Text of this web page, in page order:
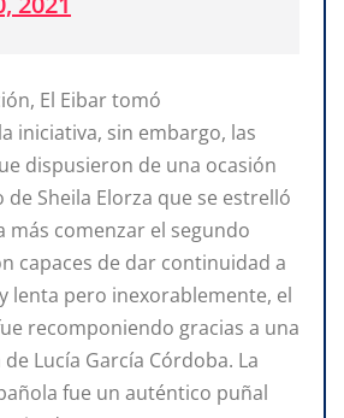
El Eibar tomó
iniciativa, sin embargo, las
dispusieron de una ocasión
Sheila Elorza que se estrelló
más comenzar el segundo
capaces de dar continuidad a
lenta pero inexorablemente, el
recomponiendo gracias a una
Lucía García Córdoba. La
fue un auténtico puñal